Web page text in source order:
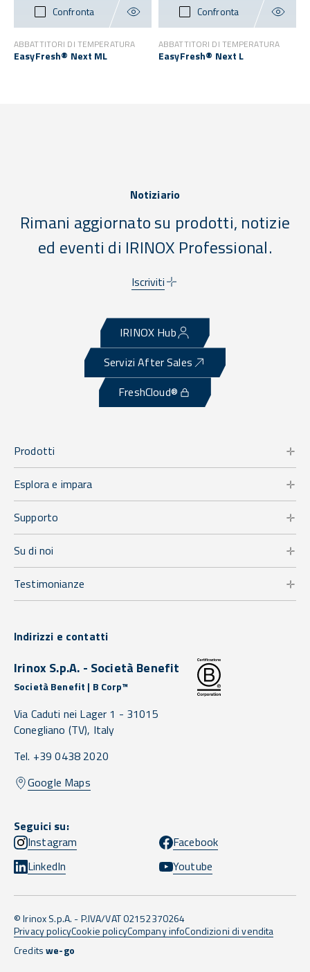
Confronta
ABBATTITORI DI TEMPERATURA
EasyFresh® Next ML
Confronta
ABBATTITORI DI TEMPERATURA
EasyFresh® Next L
Notiziario
Rimani aggiornato su prodotti, notizie
ed eventi di IRINOX Professional.
Iscriviti
IRINOX Hub
Servizi After Sales
FreshCloud®
Prodotti
Esplora e impara
Supporto
Su di noi
Testimonianze
Indirizzi e contatti
Irinox S.p.A. - Società Benefit
Società Benefit | B Corp™
Via Caduti nei Lager 1 - 31015
Conegliano (TV), Italy
Tel. +39 0438 2020
Google Maps
Seguici su:
Instagram
Facebook
LinkedIn
Youtube
© Irinox S.p.A. - P.IVA/VAT 02152370264
Privacy policyCookie policyCompany infoCondizioni di vendita
Creditswe-go